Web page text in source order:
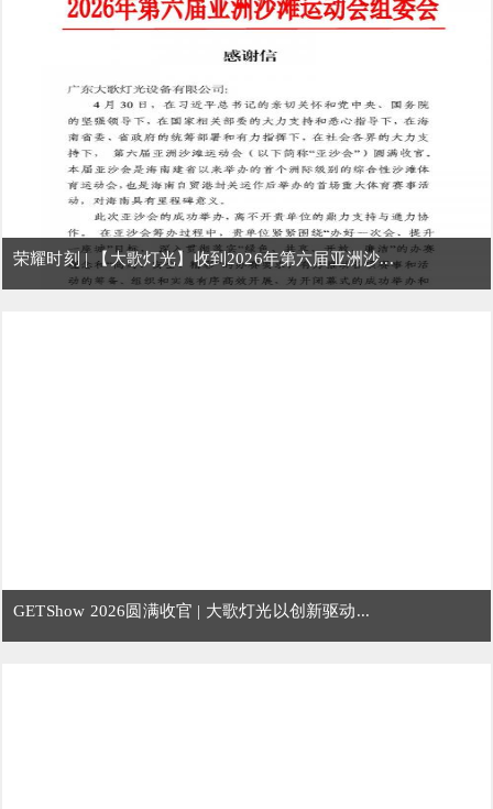
荣耀时刻 | 【大歌灯光】收到2026年第六届亚洲沙...
GETShow 2026圆满收官 | 大歌灯光以创新驱动...